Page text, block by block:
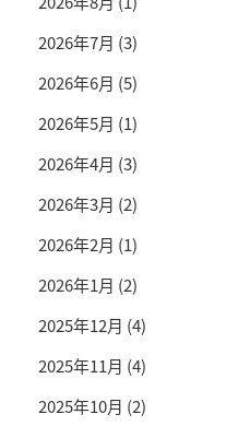
2026年7月 (3)
2026年6月 (5)
2026年5月 (1)
2026年4月 (3)
2026年3月 (2)
2026年2月 (1)
2026年1月 (2)
2025年12月 (4)
2025年11月 (4)
2025年10月 (2)